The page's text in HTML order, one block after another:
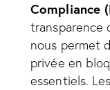
Compliance
transparence
nous permet
privée en
essentiels.